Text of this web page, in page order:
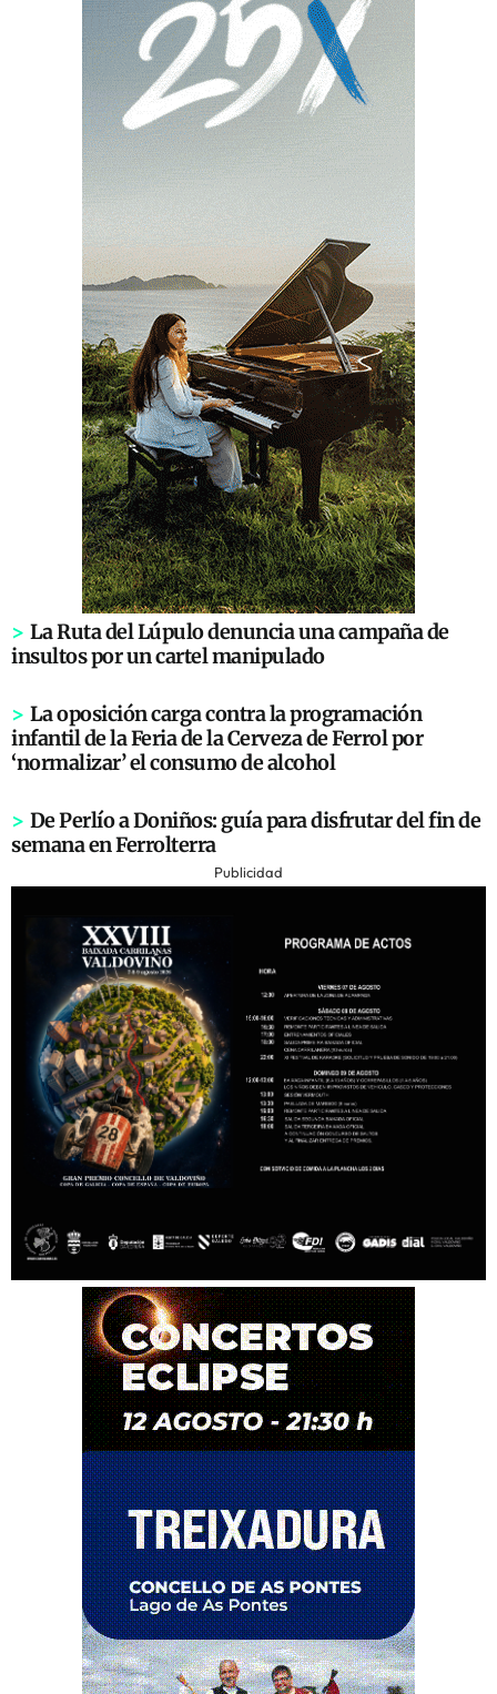
> La Ruta del Lúpulo denuncia una campaña de
insultos por un cartel manipulado
> La oposición carga contra la programación
infantil de la Feria de la Cerveza de Ferrol por
‘normalizar’ el consumo de alcohol
> De Perlío a Doniños: guía para disfrutar del fin de
semana en Ferrolterra
Publicidad